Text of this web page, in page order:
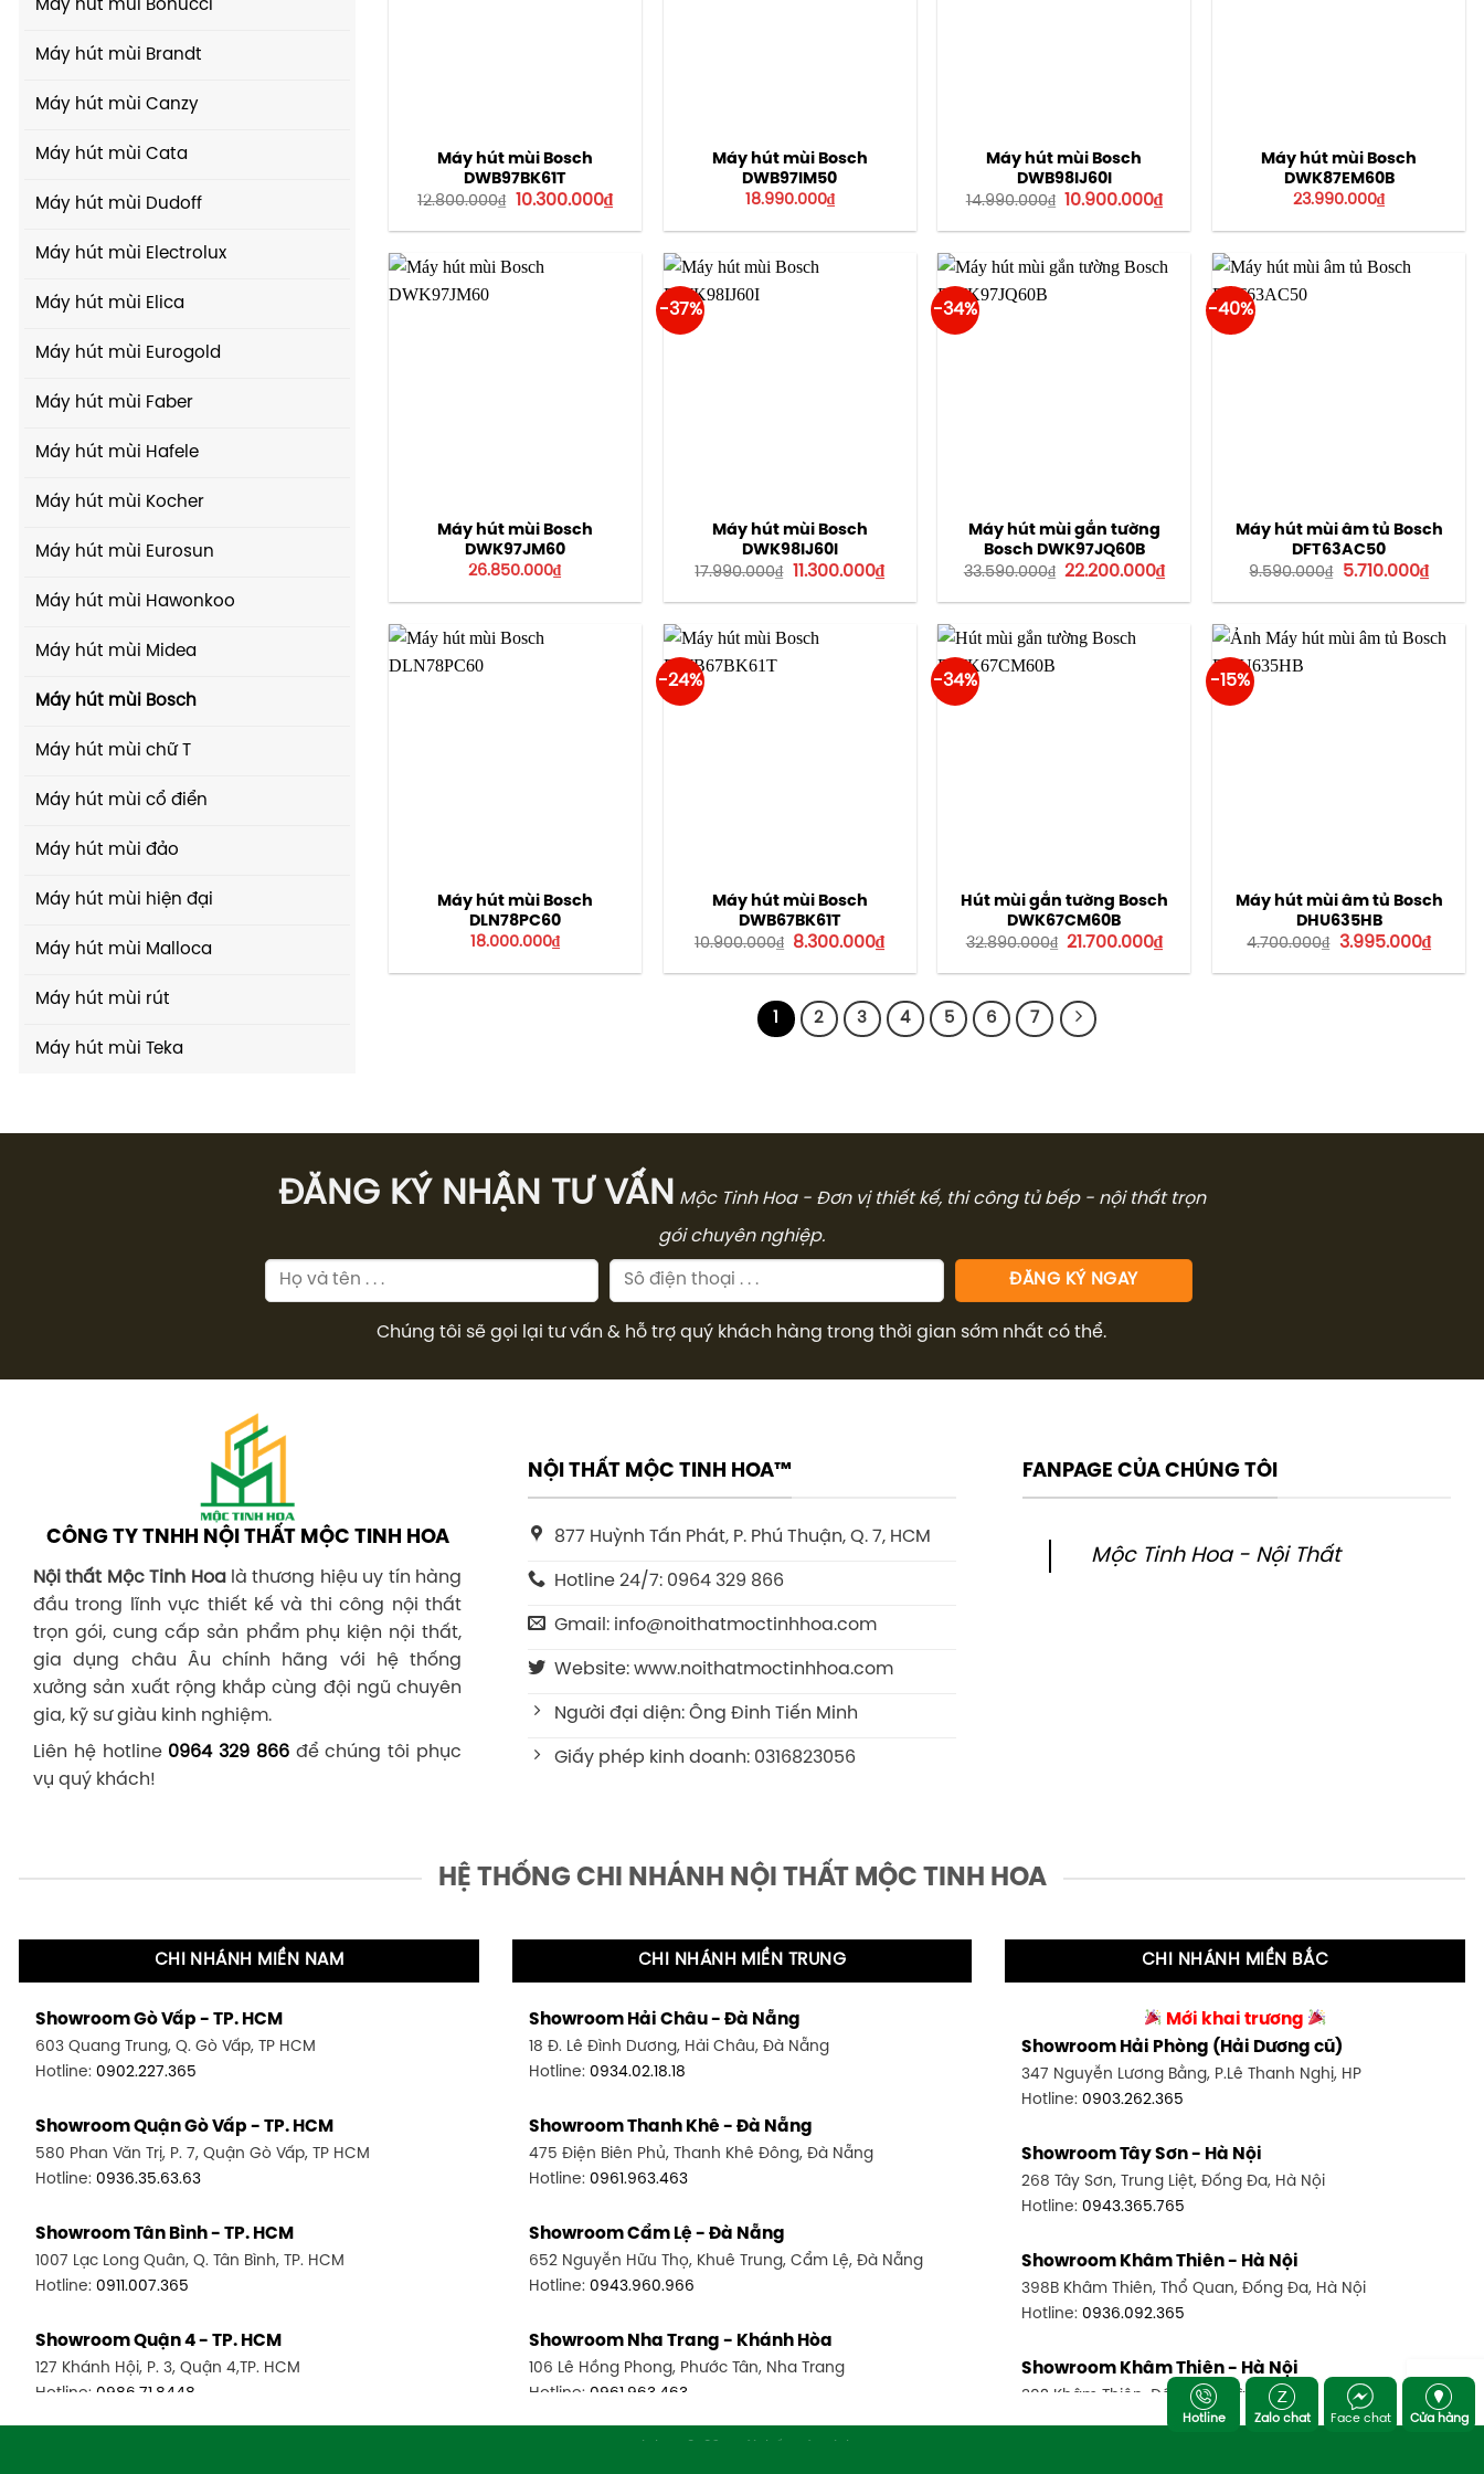
Máy hút mùi Bonucci
Máy hút mùi Brandt
Máy hút mùi Canzy
Máy hút mùi Cata
Máy hút mùi Dudoff
Máy hút mùi Electrolux
Máy hút mùi Elica
Máy hút mùi Eurogold
Máy hút mùi Faber
Máy hút mùi Hafele
Máy hút mùi Kocher
Máy hút mùi Eurosun
Máy hút mùi Hawonkoo
Máy hút mùi Midea
Máy hút mùi Bosch
Máy hút mùi chữ T
Máy hút mùi cổ điển
Máy hút mùi đảo
Máy hút mùi hiện đại
Máy hút mùi Malloca
Máy hút mùi rút
Máy hút mùi Teka
Máy hút mùi Bosch
DWB97BK61T
12.800.000₫ Giá
là:
10.300.000₫Giá
hiện
tại
10.300.000₫.
Máy hút mùi Bosch
DWB97IM50
18.990.000₫
Máy hút mùi Bosch
DWB98IJ60I
14.990.000₫ Giá
là:
10.900.000₫Giá
hiện
tại
10.900.000₫.
Máy hút mùi Bosch
DWK87EM60B
23.990.000₫
Máy hút mùi Bosch
DWK97JM60
26.850.000₫
-37%
Máy hút mùi Bosch
DWK98IJ60I
17.990.000₫ Giá
là:
11.300.000₫Giá
hiện
tại
11.300.000₫.
-34%
Máy hút mùi gắn tường
Bosch DWK97JQ60B
33.590.000₫ Giá
là:
22.200.000₫Giá
hiện
tại
22.200.000₫.
-40%
Máy hút mùi âm tủ Bosch
DFT63AC50
9.590.000₫ Giá
là:
5.710.000₫Giá
hiện
tại
Máy hút mùi Bosch
DLN78PC60
18.000.000₫
-24%
Máy hút mùi Bosch
DWB67BK61T
10.900.000₫ Giá
là:
8.300.000₫Giá
hiện
tại
8.300.000₫.
-34%
Hút mùi gắn tường Bosch
DWK67CM60B
32.890.000₫ Giá
là:
21.700.000₫Giá
hiện
tại
-15%
Máy hút mùi âm tủ Bosch
DHU635HB
4.700.000₫ Giá
là:
3.995.000₫Giá
hiện
tại
1
2 3 4 5 6 7
ĐĂNG KÝ NHẬN TƯ VẤN Mộc Tinh Hoa - Đơn vị thiết kế, thi công tủ bếp - nội thất trọn
gói chuyên nghiệp.
Chúng tôi sẽ gọi lại tư vấn & hỗ trợ quý khách hàng trong thời gian sớm nhất có thể.
CÔNG TY TNHH NỘI THẤT MỘC TINH HOA
Nội thất Mộc Tinh Hoalà thương hiệu uy tín hàng
đầu trong lĩnh vực thiết kế và thi công nội thất
trọn gói, cung cấp sản phẩm phụ kiện nội thất,
gia dụng châu Âu chính hãng với hệ thống
xưởng sản xuất rộng khắp cùng đội ngũ chuyên
gia, kỹ sư giàu kinh nghiệm.
Liên hệ hotline 0964 329 866để chúng tôi phục
vụ quý khách!
NỘI THẤT MỘC TINH HOA™
877 Huỳnh Tấn Phát, P. Phú Thuận, Q. 7, HCM
Hotline 24/7: 0964 329 866
Gmail: info@noithatmoctinhhoa.com
Website: www.noithatmoctinhhoa.com
Người đại diện: Ông Đinh Tiến Minh
Giấy phép kinh doanh: 0316823056
FANPAGE CỦA CHÚNG TÔI
Mộc Tinh Hoa - Nội Thất
HỆ THỐNG CHI NHÁNH NỘI THẤT MỘC TINH HOA
CHI NHÁNH MIỀN NAM
Showroom Gò Vấp - TP. HCM
603 Quang Trung, Q. Gò Vấp, TP HCM
Hotline: 0902.227.365
Showroom Quận Gò Vấp - TP. HCM
580 Phan Văn Trị, P. 7, Quận Gò Vấp, TP HCM
Hotline: 0936.35.63.63
Showroom Tân Bình - TP. HCM
1007 Lạc Long Quân, Q. Tân Bình, TP. HCM
Hotline: 0911.007.365
Showroom Quận 4 - TP. HCM
127 Khánh Hội, P. 3, Quận 4,TP. HCM
Hotline: 0986.71.8448
CHI NHÁNH MIỀN TRUNG
Showroom Hải Châu - Đà Nẵng
18 Đ. Lê Đình Dương, Hải Châu, Đà Nẵng
Hotline: 0934.02.18.18
Showroom Thanh Khê - Đà Nẵng
475 Điện Biên Phủ, Thanh Khê Đông, Đà Nẵng
Hotline: 0961.963.463
Showroom Cẩm Lệ - Đà Nẵng
652 Nguyễn Hữu Thọ, Khuê Trung, Cẩm Lệ, Đà Nẵng
Hotline: 0943.960.966
Showroom Nha Trang - Khánh Hòa
106 Lê Hồng Phong, Phước Tân, Nha Trang
Hotline: 0961.963.463
CHI NHÁNH MIỀN BẮC
Mới khai trương
Showroom Hải Phòng (Hải Dương cũ)
347 Nguyễn Lương Bằng, P.Lê Thanh Nghị, HP
Hotline:0903.262.365
Showroom Tây Sơn - Hà Nội
268 Tây Sơn, Trung Liệt, Đống Đa, Hà Nội
Hotline:0943.365.765
Showroom Khâm Thiên - Hà Nội
398B Khâm Thiên, Thổ Quan, Đống Đa, Hà Nội
Hotline:0936.092.365
Showroom Khâm Thiên - Hà Nội
302 Khâm Thiên, Đống Đa, Hà Nội
0943.980.890Hotline Zalo chat Face chat Cửa hàng